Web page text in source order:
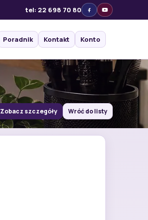
tel: 22 698 70 80
Poradnik Kontakt Konto
Zobacz szczegóły Wróć do listy